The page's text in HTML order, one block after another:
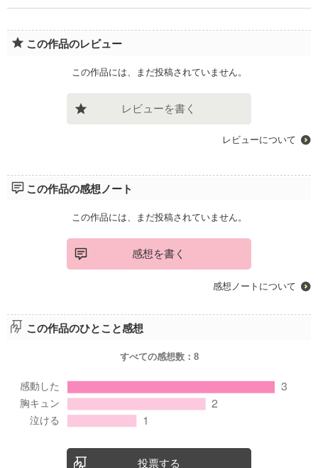
この作品のレビュー
この作品には、まだ投稿されていません。
レビューを書く
レビューについて
この作品の感想ノート
この作品には、まだ投稿されていません。
感想を書く
感想ノートについて
この作品のひとこと感想
すべての感想数： 8
投票する